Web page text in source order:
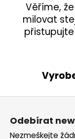
Věříme,
milovat
přistupujte
Odebírat
Nezmeškejte